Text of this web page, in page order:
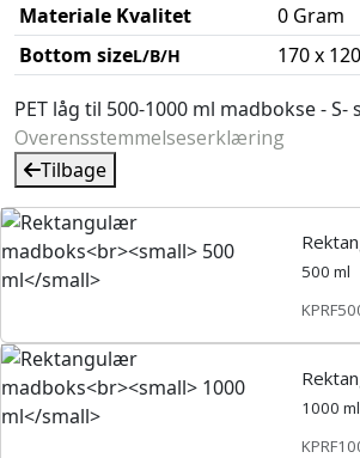
Materiale Kvalitet
0 Gram
Bottom sizeL/B/H 170 x
PET låg til 500-1000 ml madbokse - S-
Overensstemmelseserklæring
Tilbage
500 ml
1000 ml